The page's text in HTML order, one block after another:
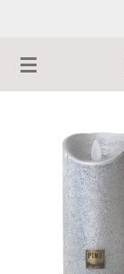
naar
de